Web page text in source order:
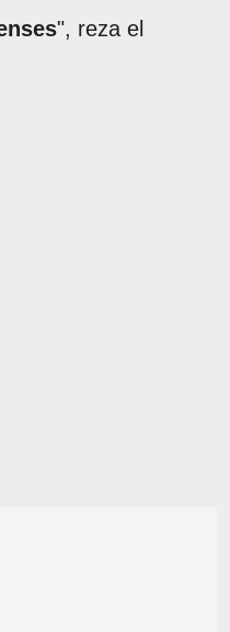
", reza el